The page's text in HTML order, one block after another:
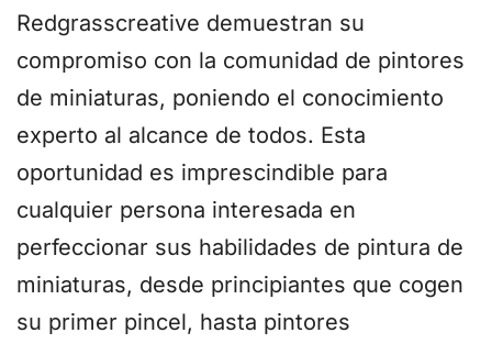
Redgrasscreative demuestran su
compromiso con la comunidad de pintores
de miniaturas, poniendo el conocimiento
experto al alcance de todos. Esta
oportunidad es imprescindible para
cualquier persona interesada en
perfeccionar sus habilidades de pintura de
miniaturas, desde principiantes que cogen
su primer pincel, hasta pintores